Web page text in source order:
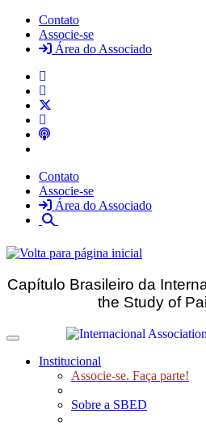
Contato
Associe-se
Área do Associado
Contato
Associe-se
Área do Associado
Capítulo Brasileiro da
the Study of
Toggle navigation
Institucional
Associe-se. Faça parte!
Sobre a SBED